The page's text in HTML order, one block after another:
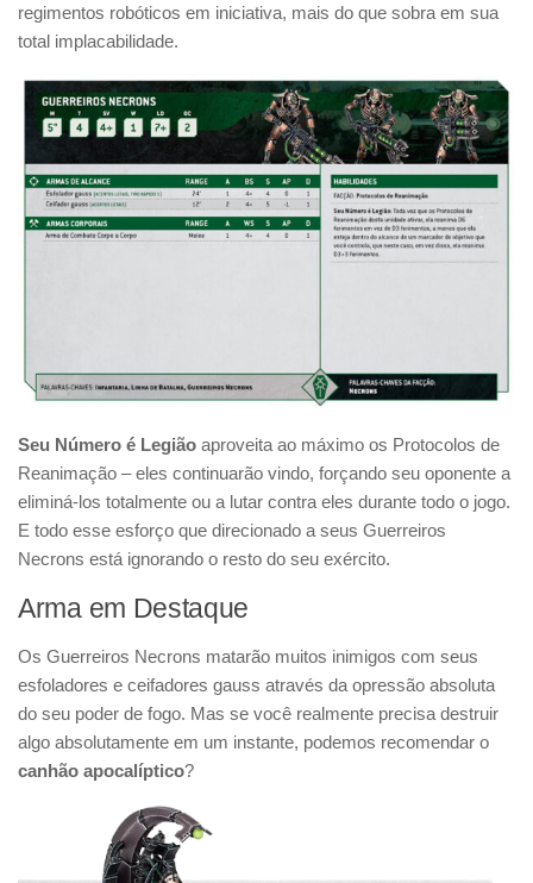
regimentos robóticos em iniciativa, mais do que sobra em sua
total implacabilidade.
Seu Número é Legião aproveita ao máximo os Protocolos de
Reanimação – eles continuarão vindo, forçando seu oponente a
eliminá-los totalmente ou a lutar contra eles durante todo o jogo.
E todo esse esforço que direcionado a seus Guerreiros
Necrons está ignorando o resto do seu exército.
Arma em Destaque
Os Guerreiros Necrons matarão muitos inimigos com seus
esfoladores e ceifadores gauss através da opressão absoluta
do seu poder de fogo. Mas se você realmente precisa destruir
algo absolutamente em um instante, podemos recomendar o
canhão apocalíptico?